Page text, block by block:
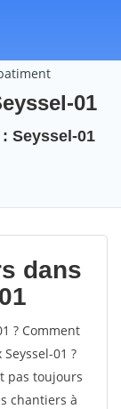
01
Seyssel-01
dans
? Comment
01 ?
pas toujours
chantiers à